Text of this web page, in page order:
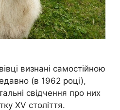
визнані самостійною
(в 1962 році),
свідчення про них
XV століття.